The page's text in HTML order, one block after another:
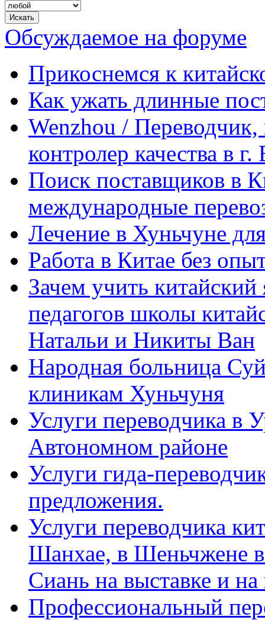
Обсуждаемое на форуме
Прикоснемся к
Как ужать длинные
Wenzhou / Переводчик,
контролер качества в
Поиск поставщиков в
международные
Лечение в Хуньчуне
Работа в Китае без
Зачем учить
педагогов школы
Натальи и Никиты Ван
Народная больница
клиникам Хуньчуня
Услуги переводчика в
Автономном районе
Услуги гида-
предложения.
Услуги переводчика
Шанхае, в Шеньчжене
Сиань на выставке и
Профессиональный